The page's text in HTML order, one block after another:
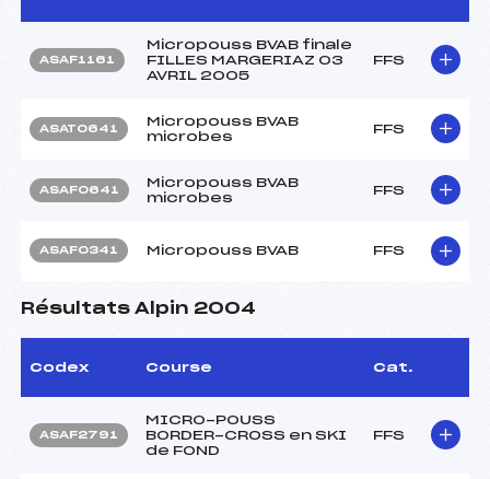
ASAF1161
Micropouss BVAB finale
FILLES MARGERIAZ 03
AVRIL 2005
FFS
ASAT0641
Micropouss BVAB
microbes
FFS
ASAF0641
Micropouss BVAB
microbes
FFS
ASAF0341 Micropouss BVAB FFS
Résultats Alpin 2004
Codex Course Cat.
ASAF2791
MICRO-POUSS
BORDER-CROSS en SKI
de FOND
FFS